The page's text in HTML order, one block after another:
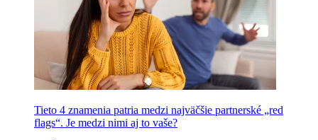
Tieto 4 znamenia patria medzi najväčšie partnerské „red
flags“. Je medzi nimi aj to vaše?